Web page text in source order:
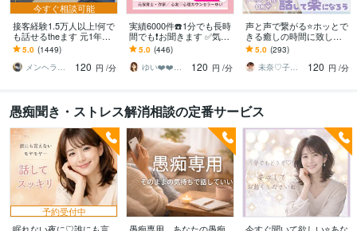
今すぐ相談可能
接客経験1.5万人以上!何で
も話せるtheます 元1年以
上No.1ホストと気軽に雑
談！もちろん愚痴も歓迎
5.0 (1449)
メンヘラ救世主 えの
120 円 /分
実績6000件☎️1分でも長時
間でも❗️お聞きます ✅気持
ちわかって❗️⚡️イライラ⚡️も
やもや⚡️何でもOK♡
5.0 (446)
ゆい❤️❤️癒しの心友
120 円 /分
声と声で繋がる⭐️ホッとで
きる癒しの時間に致しま
す 泣いて笑って✨ありの
ままのあなたで♬気軽に
心のケアしましょ✨
5.0 (293)
未奈♡子供のようにありのままで⭐️
120 円 /分
愚痴聞き・ストレス解消相談の定番サービス
予約受付中